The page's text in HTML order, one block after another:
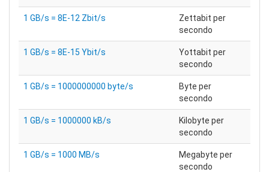
1 GB/s = 8E-12 Zbit/s
Zettabit per
secondo
1 GB/s = 8E-15 Ybit/s
Yottabit per
secondo
1 GB/s = 1000000000 byte/s
Byte per
secondo
1 GB/s = 1000000 kB/s
Kilobyte per
secondo
1 GB/s = 1000 MB/s
Megabyte per
secondo